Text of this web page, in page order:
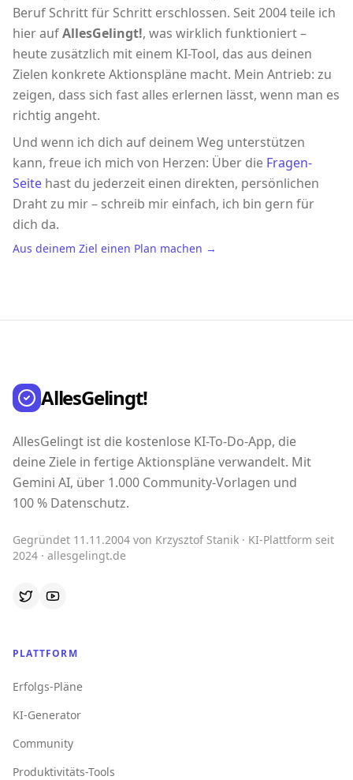
Beruf Schritt für Schritt erschlossen. Seit 2004 teile ich
hier aufAllesGelingt!, was wirklich funktioniert –
heute zusätzlich mit einem KI-Tool, das aus deinen
Zielen konkrete Aktionspläne macht. Mein Antrieb: zu
zeigen, dass sich fast alles erlernen lässt, wenn man es
richtig angeht.
Und wenn ich dich auf deinem Weg unterstützen
kann, freue ich mich von Herzen: Über die Fragen-
Seite hast du jederzeit einen direkten, persönlichen
Draht zu mir – schreib mir einfach, ich bin gern für
dich da.
Aus deinem Ziel einen Plan machen →
AllesGelingt!
AllesGelingt ist die kostenlose KI-To-Do-App, die
deine Ziele in fertige Aktionspläne verwandelt. Mit
Gemini AI, über 1.000 Community-Vorlagen und
100 % Datenschutz.
Gegründet 11.11.2004 von Krzysztof Stanik · KI-Plattform seit
2024 · allesgelingt.de
PLATTFORM
Erfolgs-Pläne
KI-Generator
Community
Produktivitäts-Tools